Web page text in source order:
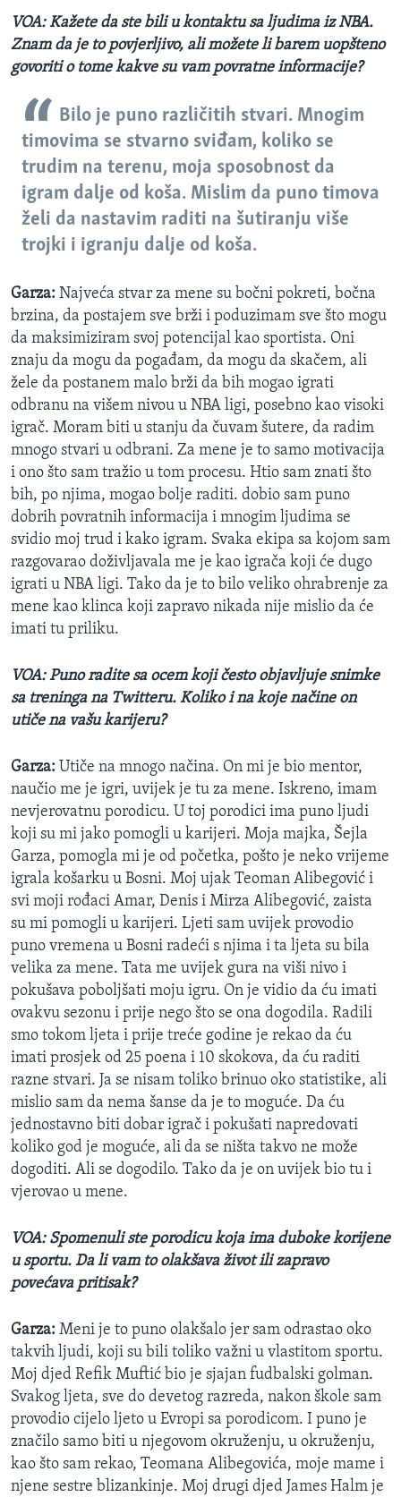
VOA: Kažete da ste bili u kontaktu sa ljudima iz NBA.
Znam da je to povjerljivo, ali možete li barem uopšteno
govoriti o tome kakve su vam povratne informacije?
Bilo je puno različitih stvari. Mnogim
timovima se stvarno sviđam, koliko se
trudim na terenu, moja sposobnost da
igram dalje od koša. Mislim da puno timova
želi da nastavim raditi na šutiranju više
trojki i igranju dalje od koša.
Garza: Najveća stvar za mene su bočni pokreti, bočna
brzina, da postajem sve brži i poduzimam sve što mogu
da maksimiziram svoj potencijal kao sportista. Oni
znaju da mogu da pogađam, da mogu da skačem, ali
žele da postanem malo brži da bih mogao igrati
odbranu na višem nivou u NBA ligi, posebno kao visoki
igrač. Moram biti u stanju da čuvam šutere, da radim
mnogo stvari u odbrani. Za mene je to samo motivacija
i ono što sam tražio u tom procesu. Htio sam znati što
bih, po njima, mogao bolje raditi. dobio sam puno
dobrih povratnih informacija i mnogim ljudima se
svidio moj trud i kako igram. Svaka ekipa sa kojom sam
razgovarao doživljavala me je kao igrača koji će dugo
igrati u NBA ligi. Tako da je to bilo veliko ohrabrenje za
mene kao klinca koji zapravo nikada nije mislio da će
imati tu priliku.
VOA: Puno radite sa ocem koji često objavljuje snimke
sa treninga na Twitteru. Koliko i na koje načine on
utiče na vašu karijeru?
Garza: Utiče na mnogo načina. On mi je bio mentor,
naučio me je igri, uvijek je tu za mene. Iskreno, imam
nevjerovatnu porodicu. U toj porodici ima puno ljudi
koji su mi jako pomogli u karijeri. Moja majka, Šejla
Garza, pomogla mi je od početka, pošto je neko vrijeme
igrala košarku u Bosni. Moj ujak Teoman Alibegović i
svi moji rođaci Amar, Denis i Mirza Alibegović, zaista
su mi pomogli u karijeri. Ljeti sam uvijek provodio
puno vremena u Bosni radeći s njima i ta ljeta su bila
velika za mene. Tata me uvijek gura na viši nivo i
pokušava poboljšati moju igru. On je vidio da ću imati
ovakvu sezonu i prije nego što se ona dogodila. Radili
smo tokom ljeta i prije treće godine je rekao da ću
imati prosjek od 25 poena i 10 skokova, da ću raditi
razne stvari. Ja se nisam toliko brinuo oko statistike, ali
mislio sam da nema šanse da je to moguće. Da ću
jednostavno biti dobar igrač i pokušati napredovati
koliko god je moguće, ali da se ništa takvo ne može
dogoditi. Ali se dogodilo. Tako da je on uvijek bio tu i
vjerovao u mene.
VOA: Spomenuli ste porodicu koja ima duboke korijene
u sportu. Da li vam to olakšava život ili zapravo
povećava pritisak?
Garza: Meni je to puno olakšalo jer sam odrastao oko
takvih ljudi, koji su bili toliko važni u vlastitom sportu.
Moj djed Refik Muftić bio je sjajan fudbalski golman.
Svakog ljeta, sve do devetog razreda, nakon škole sam
provodio cijelo ljeto u Evropi sa porodicom. I puno je
značilo samo biti u njegovom okruženju, u okruženju,
kao što sam rekao, Teomana Alibegovića, moje mame i
njene sestre blizankinje. Moj drugi djed James Halm je